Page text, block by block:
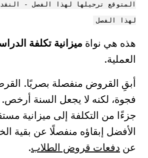
المتوقع ترحيلها لهذا الفصل -
لهذا الفصل
هذه هي نواة ميزانية تكلفة
العملية.
أبقِ القروض منفصلة بصريًا.
فجوة، لكنه لا يجعل السنة
جزءًا من التكلفة إلى ميزانية
الأفضل إبقاؤه منفصلًا عن بقية
عن دفعات قروض الطلاب.